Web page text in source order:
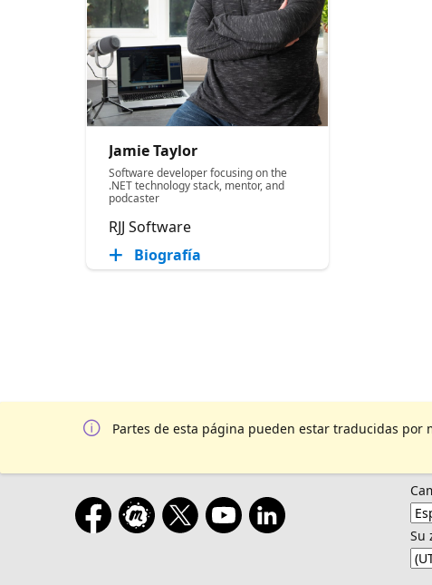
Jamie Taylor
Software developer focusing on the
.NET technology stack, mentor, and
podcaster
RJJ Software
Biografía
Partes de esta página pueden estar traducidas por
Su